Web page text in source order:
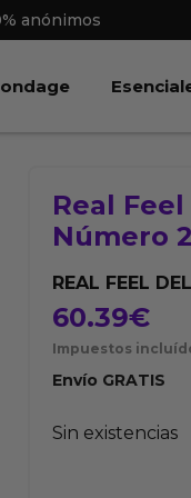
anónimos
Abrir BDSM
Real
Número
REAL FEEL
60.39€
Impuestos
Envío GRATIS
Sin existencias